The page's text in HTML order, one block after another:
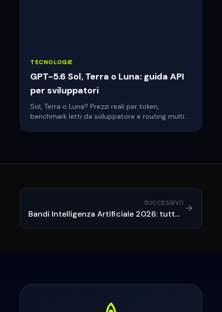
TECNOLOGIE
GPT-5.6 Sol, Terra o Luna: guida API
per sviluppatori
Sol, Terra o Luna? Prezzi reali per token,
benchmark letti da sviluppatore e routing multi-
SUCCESSIVO
Bandi Intelligenza Artificiale 2026: tutte le agevolazioni